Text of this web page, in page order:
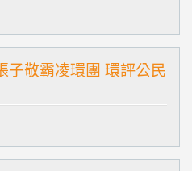
子敬霸凌環團 環評公民